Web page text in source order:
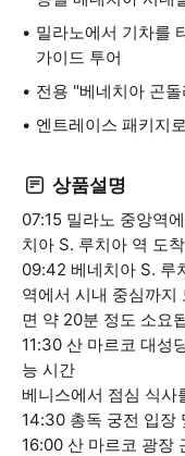
밀라노에서 기차를
가이드 투어
전용 "베네치아 곤
엔트레이스 패키지
상품설명
07:15 밀라노 중앙역
치아 S. 루치아 역 도착
09:42 베네치아 S. 루
역에서 시내 중심까
면 약 20분 정도 소요
11:30 산 마르코 대성
능 시간
베니스에서 점심 식사
14:30 총독 궁전 입장
16:00 산 마르코 광장